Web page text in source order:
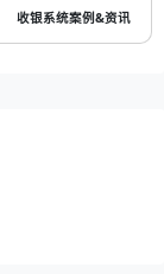
收银系统案例&资讯